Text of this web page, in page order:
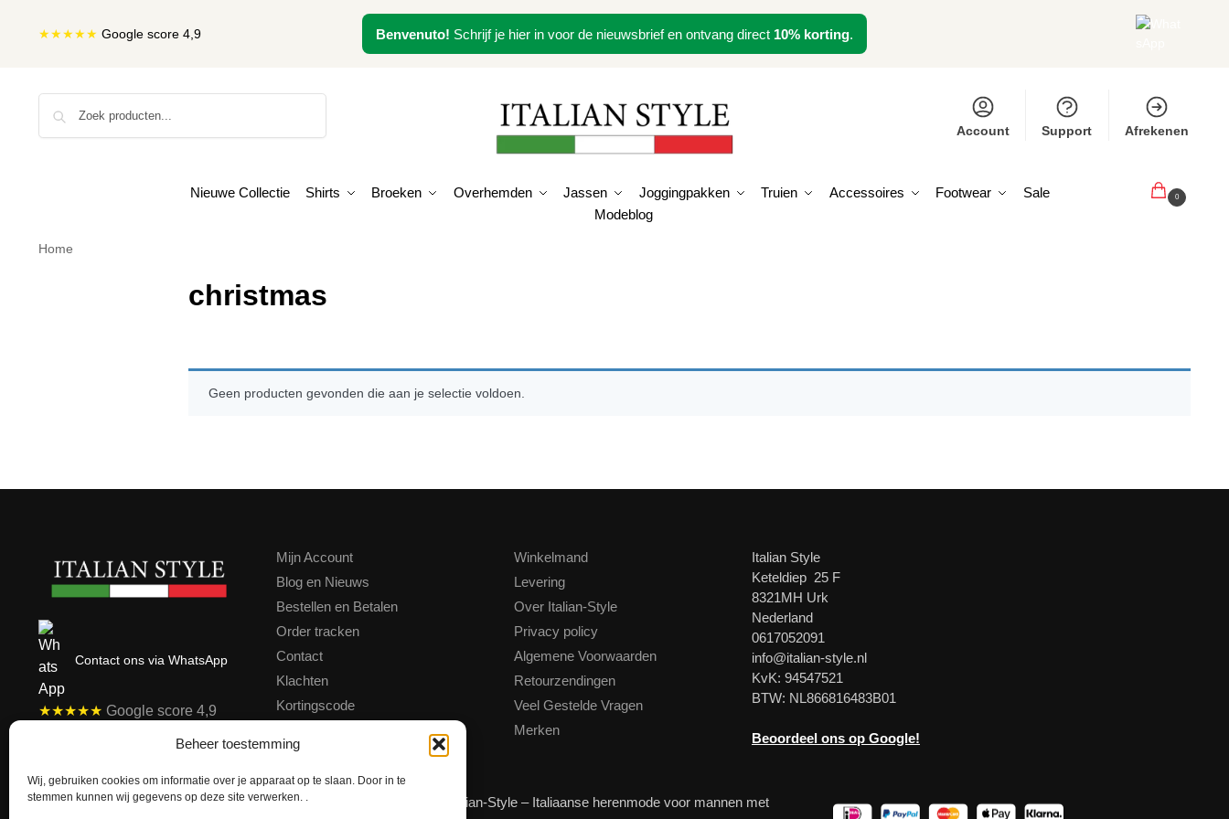
Beheer toestemming
Wij, gebruiken cookies om informatie over je apparaat op te slaan. Door in te
stemmen kunnen wij gegevens op deze site verwerken. .
★★★★★ Google score 4,9 Benvenuto! Schrijf je hier in voor de nieuwsbrief en ontvang direct 10% korting.
Account Support Afrekenen
Nieuwe Collectie Shirts Broeken Overhemden Jassen Joggingpakken Truien Accessoires Footwear
Sale
Modeblog
0
Home
christmas
Geen producten gevonden die aan je selectie voldoen.
Contact ons via WhatsApp
★★★★★ Google score 4,9
Mijn Account
Blog en Nieuws
Bestellen en Betalen
Order tracken
Contact
Klachten
Kortingscode
Winkelmand
Levering
Over Italian-Style
Privacy policy
Algemene Voorwaarden
Retourzendingen
Veel Gestelde Vragen
Merken
Italian Style
Keteldiep 25 F
8321MH Urk
Nederland
0617052091
info@italian-style.nl
KvK: 94547521
BTW: NL866816483B01
Beoordeel ons op Google!
© Italian-Style – Italiaanse herenmode voor mannen met